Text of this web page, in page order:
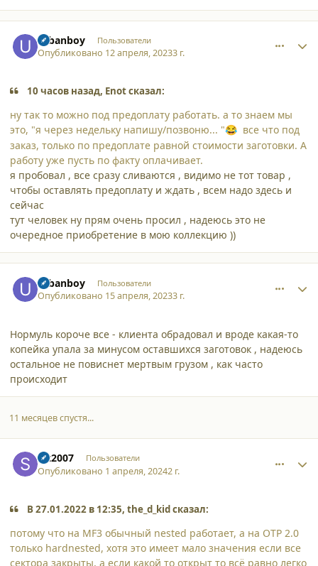
urbanboy Пользователи
Опубликовано 12 апреля, 20233 г.
10 часов назад, Enot сказал:
ну так то можно под предоплату работать. а то знаем мы
это, "я через недельку напишу/позвоню... "😂 все что под
заказ, только по предоплате равной стоимости заготовки. А
работу уже пусть по факту оплачивает.
я пробовал , все сразу сливаются , видимо не тот товар ,
чтобы оставлять предоплату и ждать , всем надо здесь и
сейчас
тут человек ну прям очень просил , надеюсь это не
очередное приобретение в мою коллекцию ))
urbanboy Пользователи
Опубликовано 15 апреля, 20233 г.
Нормуль короче все - клиента обрадовал и вроде какая-то
копейка упала за минусом оставшихся заготовок , надеюсь
остальное не повиснет мертвым грузом , как часто
происходит
11 месяцев спустя...
stt2007 Пользователи
Опубликовано 1 апреля, 20242 г.
В 27.01.2022 в 12:35, the_d_kid сказал:
потому что на MF3 обычный nested работает, а на OTP 2.0
только hardnested, хотя это имеет мало значения если все
сектора закрыты, а если какой то открыт то всё равно легко